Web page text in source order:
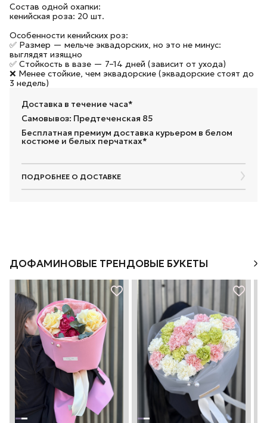
Состав одной охапки:
кенийская роза: 20 шт.
Особенности кенийских роз:
✅ Размер — мельче эквадорских, но это не минус:
выглядят изящно
✅ Стойкость в вазе — 7–14 дней (зависит от ухода)
❌ Менее стойкие, чем эквадорские (эквадорские стоят до
3 недель)
Доставка в течение часа*
Самовывоз: Предтеченская 85
Бесплатная премиум доставка курьером в белом
костюме и белых перчатках*
ПОДРОБНЕЕ О ДОСТАВКЕ
ДОФАМИНОВЫЕ ТРЕНДОВЫЕ БУКЕТЫ